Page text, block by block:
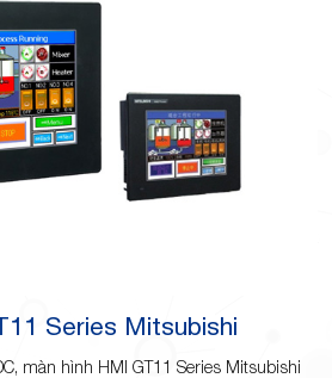
Series Mitsubishi
màn hình HMI GT11 Series Mitsubishi